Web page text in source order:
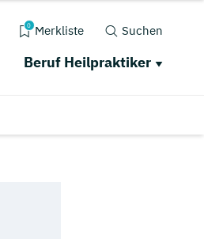
0 Merkliste Suchen
Beruf Heilpraktiker